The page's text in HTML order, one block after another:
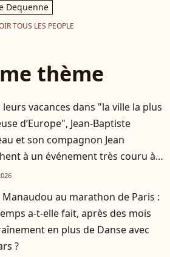
Dequenne
TOUS LES PEOPLE
thème
leurs vacances dans "la ville la plus
d’Europe", Jean-Baptiste
et son compagnon Jean
à un événement très couru à
Manaudou au marathon de Paris :
a-t-elle fait, après des mois
en plus de Danse avec
?